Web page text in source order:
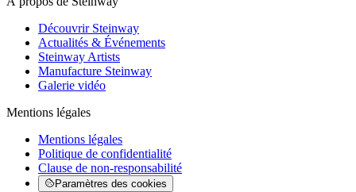
Découvrir Steinway
Actualités & Événements
Steinway Artists
Manufacture Steinway
Galerie vidéo
Mentions légales
Mentions légales
Politique de confidentialité
Clause de non-responsabilité
Paramètres des cookies